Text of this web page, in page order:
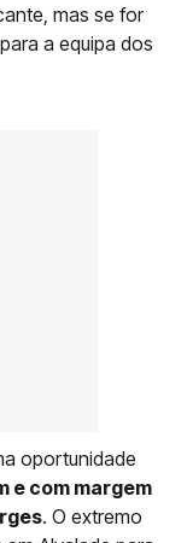
mas se for
a equipa dos
oportunidade
e com margem
. O extremo